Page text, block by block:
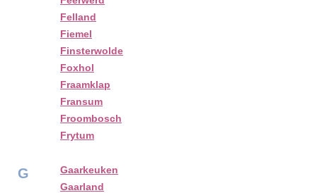
Felland
Fiemel
Finsterwolde
Foxhol
Fraamklap
Fransum
Froombosch
Frytum
G
Gaarkeuken
Gaarland